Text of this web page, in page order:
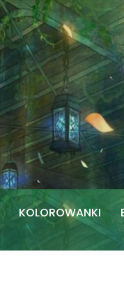
KOLOROWANKI